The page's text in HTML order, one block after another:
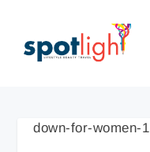
down-for-women-1